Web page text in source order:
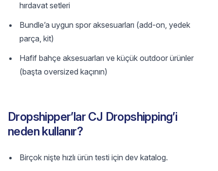
hırdavat setleri
Bundle’a uygun spor aksesuarları (add-on, yedek
parça, kit)
Hafif bahçe aksesuarları ve küçük outdoor ürünler
(başta oversized kaçının)
Dropshipper’lar CJ Dropshipping’i
neden kullanır?
Birçok nişte hızlı ürün testi için dev katalog.